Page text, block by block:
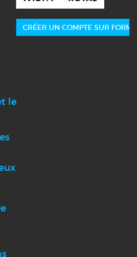
CRÉER UN COMPTE SUR
le